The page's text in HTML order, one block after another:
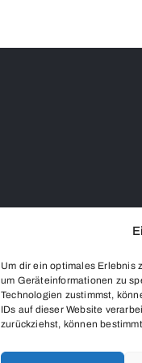
Um dir ein optimales Erlebnis
um Geräteinformationen zu
Technologien zustimmst,
IDs auf dieser Website
zurückziehst, können